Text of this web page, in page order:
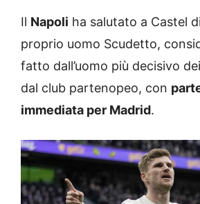
Il Napoli ha salutato a Castel
proprio uomo Scudetto,
fatto dall’uomo più decisivo
dal club partenopeo, con
immediata per Madrid.